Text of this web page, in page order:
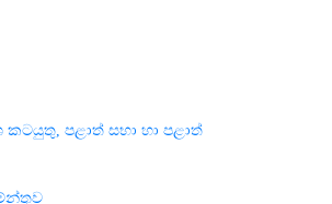
කටයුතු, පළාත් සභා හා පළාත්